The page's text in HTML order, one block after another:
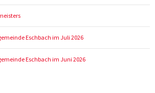
Eschbach im Juli 2026
Eschbach im Juni 2026